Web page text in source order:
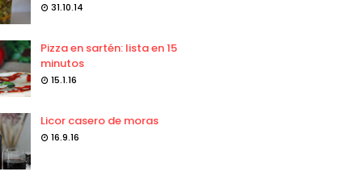
31.10.14
Pizza en sartén: lista en 15
minutos
15.1.16
Licor casero de moras
16.9.16